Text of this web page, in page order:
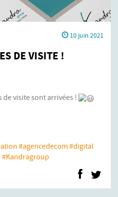
10 juin 2021
DE VISITE !
de visite sont arrivées !
#agencedecom #digital
#Kandragroup